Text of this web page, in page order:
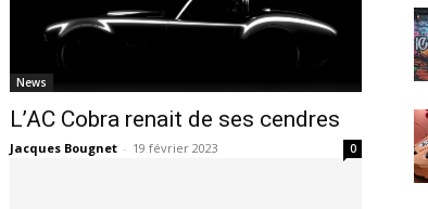
News
L’AC Cobra renait de ses cendres
Jacques Bougnet - 19 février 2023 0